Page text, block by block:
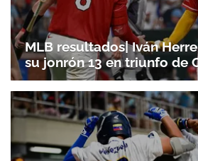
MLB resultados| Iván
su jonrón 13 en triunfo de